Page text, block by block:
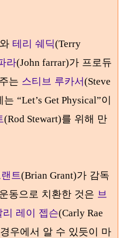
와 테리 쉐딕(Terry
라(John farrar)가 프로듀
는 스티브 루카서(Steve
는 “Let’s Get Physical”이
(Rod Stewart)를 위해 만
트(Brian Grant)가 감독
동으로 치환한 것은 브
리 레이 젭슨(Carly Rae
경우에서 알 수 있듯이 마